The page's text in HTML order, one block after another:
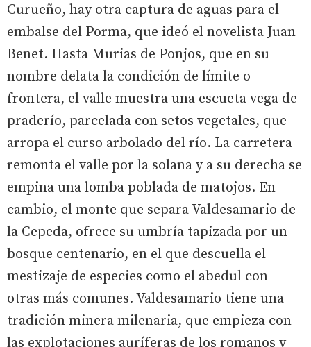
Curueño, hay otra captura de aguas para el
embalse del Porma, que ideó el novelista Juan
Benet. Hasta Murias de Ponjos, que en su
nombre delata la condición de límite o
frontera, el valle muestra una escueta vega de
praderío, parcelada con setos vegetales, que
arropa el curso arbolado del río. La carretera
remonta el valle por la solana y a su derecha se
empina una lomba poblada de matojos. En
cambio, el monte que separa Valdesamario de
la Cepeda, ofrece su umbría tapizada por un
bosque centenario, en el que descuella el
mestizaje de especies como el abedul con
otras más comunes. Valdesamario tiene una
tradición minera milenaria, que empieza con
las explotaciones auríferas de los romanos y